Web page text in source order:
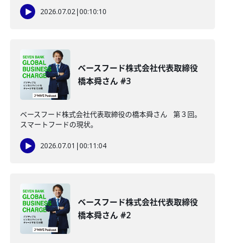
2026.07.02|00:10:10
ベースフード株式会社代表取締役
橋本舜さん #3
ベースフード株式会社代表取締役の橋本舜さん 第３回。
スマートフードの現状。
2026.07.01 |00:11:04
ベースフード株式会社代表取締役
橋本舜さん #2